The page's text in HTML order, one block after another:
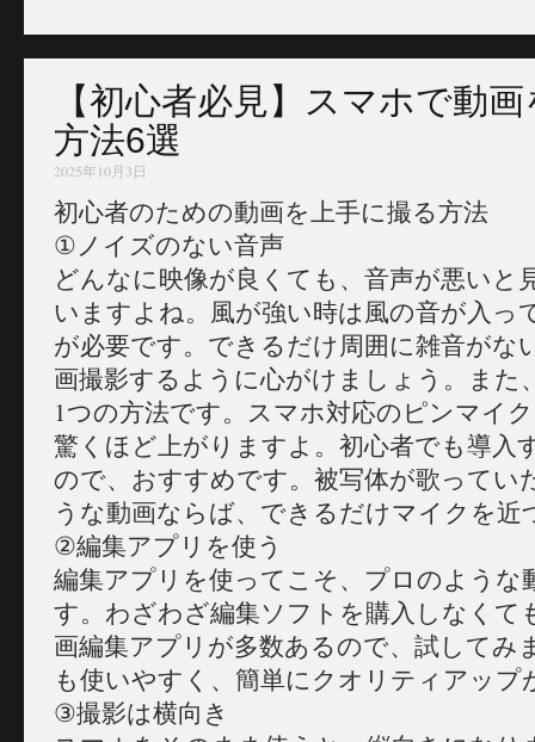
【初心者必見】スマホで動
方法6選
2025年10月3日
初心者のための動画を上手に撮る方法
①ノイズのない音声
どんなに映像が良くても、音声が悪いと
いますよね。風が強い時は風の音が入っ
が必要です。できるだけ周囲に雑音がな
画撮影するように心がけましょう。また
1つの方法です。スマホ対応のピンマイ
驚くほど上がりますよ。初心者でも導入
ので、おすすめです。被写体が歌ってい
うな動画ならば、できるだけマイクを近
②編集アプリを使う
編集アプリを使ってこそ、プロのような
す。わざわざ編集ソフトを購入しなくて
画編集アプリが多数あるので、試してみ
も使いやすく、簡単にクオリティアップ
③撮影は横向き